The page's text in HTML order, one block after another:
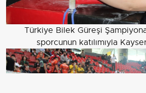
Türkiye Bilek Güreşi
sporcunun katılımıyla